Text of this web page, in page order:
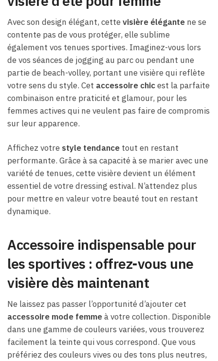
Avec son design élégant, cettevisière élégante ne se
contente pas de vous protéger, elle sublime
également vos tenues sportives. Imaginez-vous lors
de vos séances de jogging au parc ou pendant une
partie de beach-volley, portant une visière qui reflète
votre sens du style. Cet accessoire chicest la parfaite
combinaison entre praticité et glamour, pour les
femmes actives qui ne veulent pas faire de compromis
sur leur apparence.
Affichez votre style tendance tout en restant
performante. Grâce à sa capacité à se marier avec une
variété de tenues, cette visière devient un élément
essentiel de votre dressing estival. N’attendez plus
pour mettre en valeur votre beauté tout en restant
dynamique.
Accessoire indispensable pour
les sportives : offrez-vous une
visière dès maintenant
Ne laissez pas passer l’opportunité d’ajouter cet
accessoire mode femmeà votre collection. Disponible
dans une gamme de couleurs variées, vous trouverez
facilement la teinte qui vous correspond. Que vous
préfériez des couleurs vives ou des tons plus neutres,